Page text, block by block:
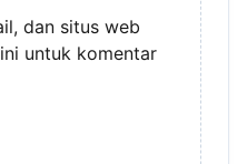
dan situs web
untuk komentar